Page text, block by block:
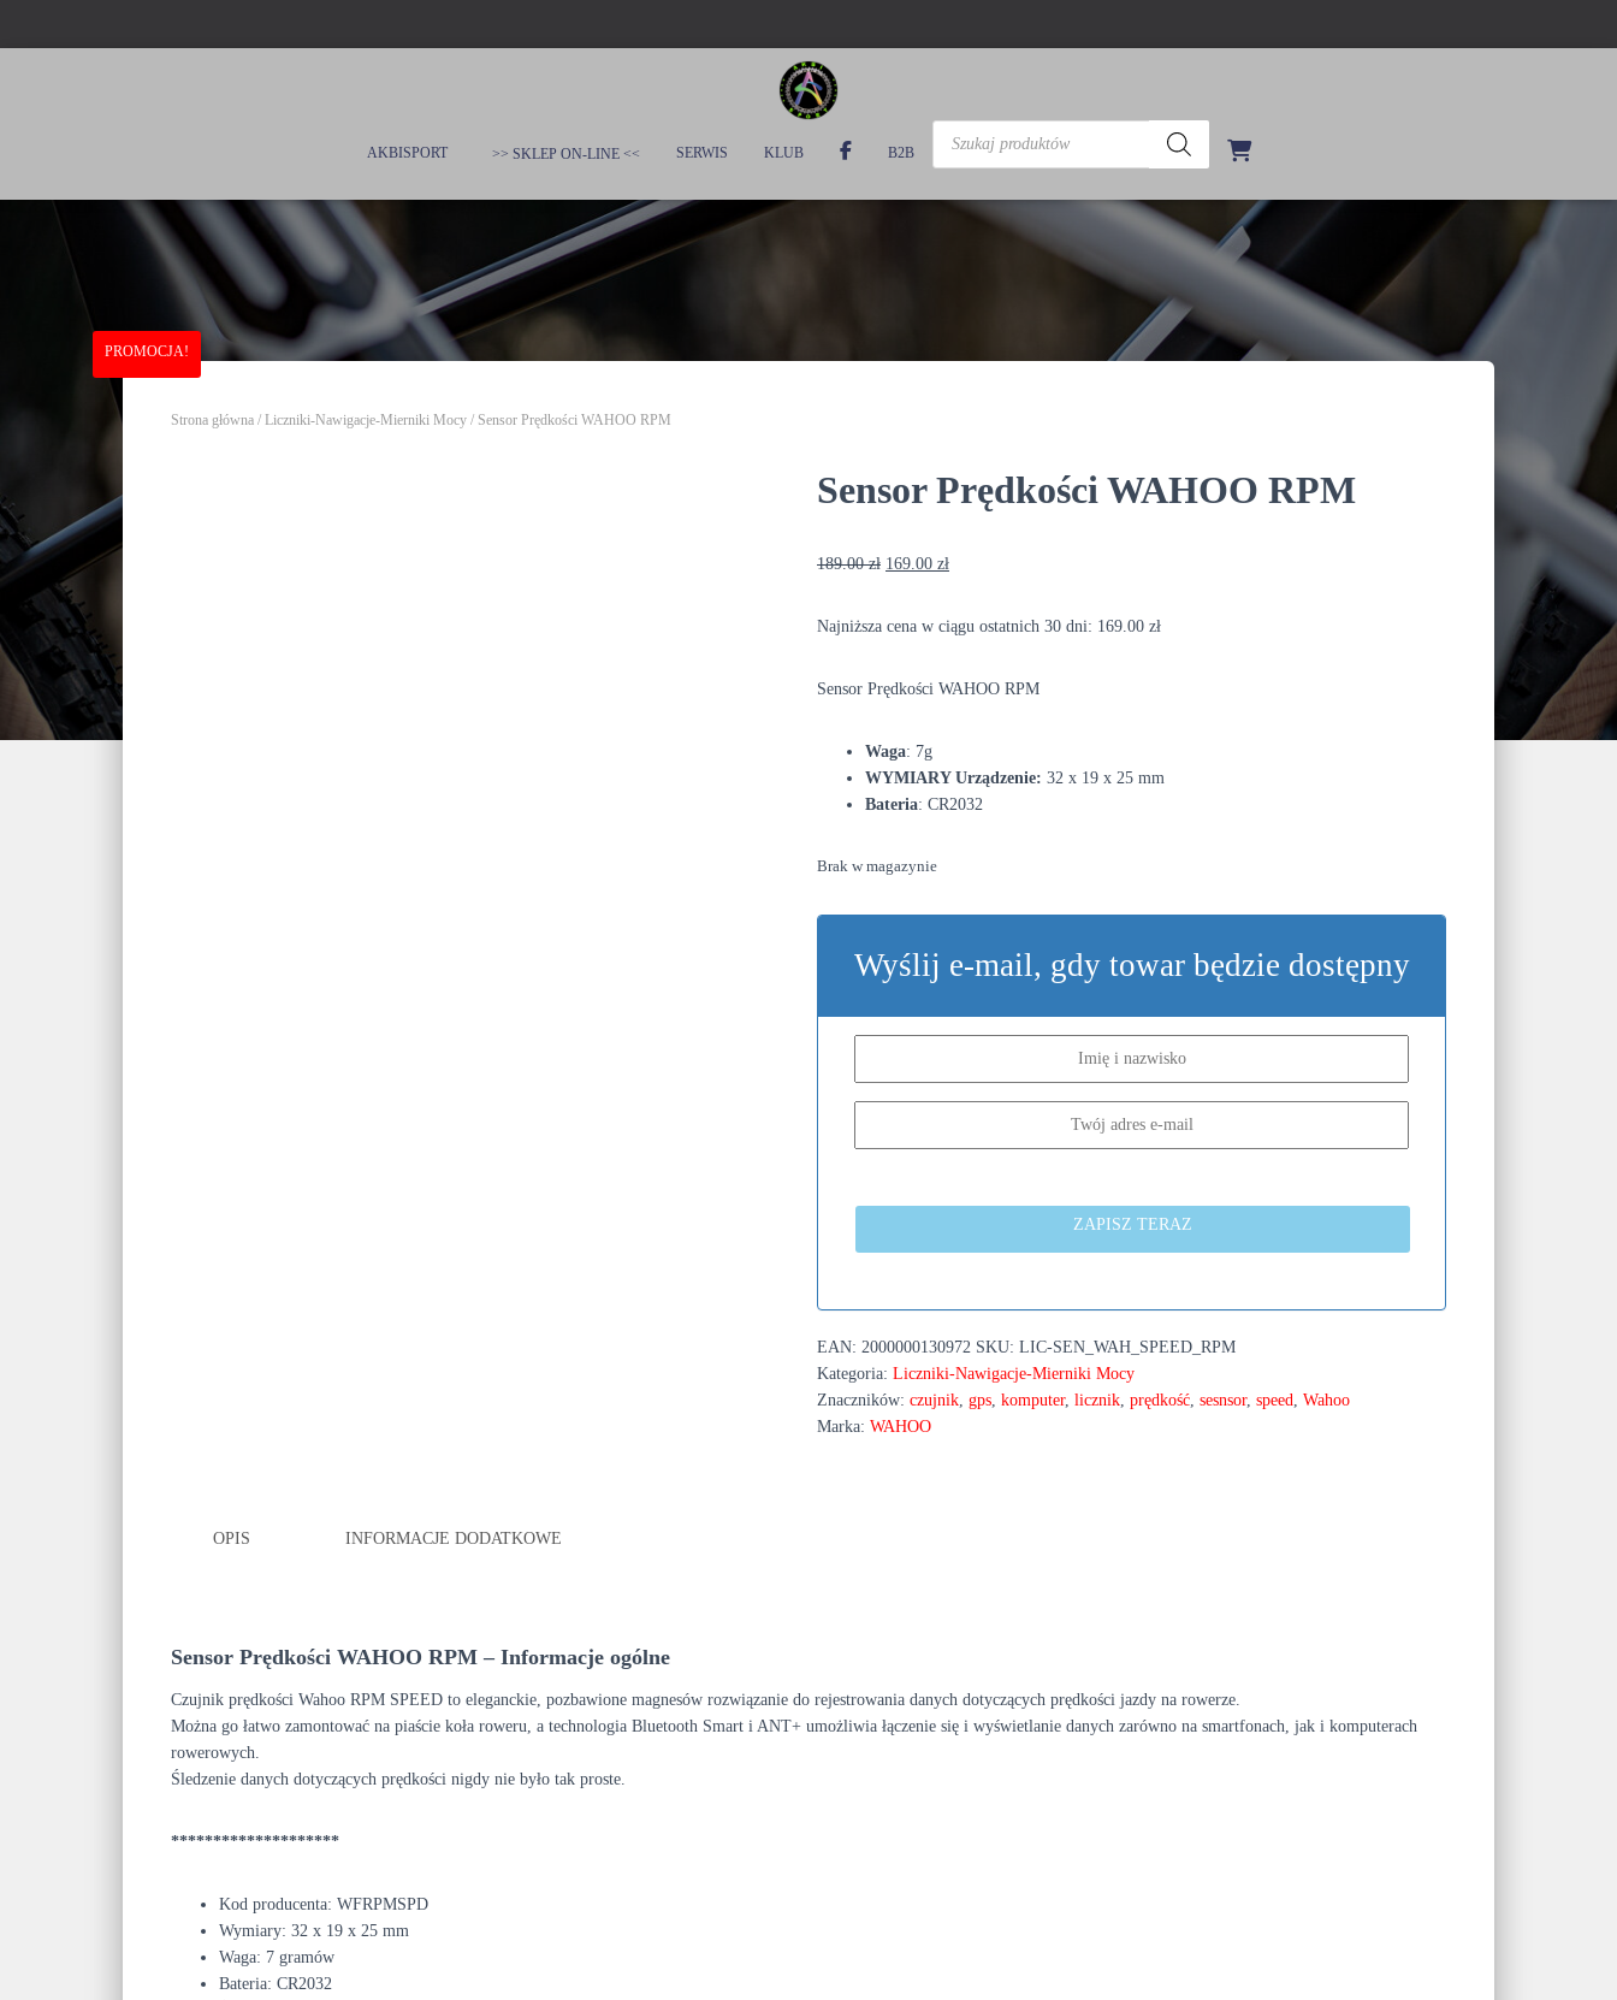
AKBISPORT >> SKLEP ON-LINE << SERWIS KLUB B2B
produktów
Strona główna / Liczniki-Nawigacje-Mierniki Mocy / Sensor Prędkości WAHOO RPM
PROMOCJA!
Sensor Prędkości WAHOO RPM
189.00zł Pierwotna
wynosiła:
169.00 złAktualna
wynosi:
Najniższa cena w ciągu ostatnich 30 dni: 169.00 zł
Sensor Prędkości WAHOO RPM
Waga: 7g
WYMIARY Urządzenie: 32 x 19 x 25 mm
Bateria: CR2032
Brak w magazynie
Wyślij e-mail, gdy towar będzie dostępny
ZAPISZ TERAZ
EAN: 2000000130972 SKU: LIC-SEN_WAH_SPEED_RPM
Kategoria: Liczniki-Nawigacje-Mierniki Mocy
Znaczników: czujnik, gps, komputer, licznik, prędkość, sesnsor, speed, Wahoo
Marka: WAHOO
OPIS INFORMACJE DODATKOWE
Sensor Prędkości WAHOO RPM – Informacje ogólne
Czujnik prędkości Wahoo RPM SPEED to eleganckie, pozbawione magnesów rozwiązanie do rejestrowania danych dotyczących prędkości jazdy na rowerze.
Można go łatwo zamontować na piaście koła roweru, a technologia Bluetooth Smart i ANT+ umożliwia łączenie się i wyświetlanie danych zarówno na smartfonach, jak i komputerach
rowerowych.
Śledzenie danych dotyczących prędkości nigdy nie było tak proste.
********************
Kod producenta: WFRPMSPD
Wymiary: 32 x 19 x 25 mm
Waga: 7 gramów
Bateria: CR2032